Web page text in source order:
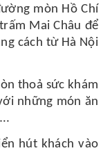
mòn Hồ Chí
Mai Châu để
cách từ Hà Nội
thoả sức khám
những món ăn
hút khách vào